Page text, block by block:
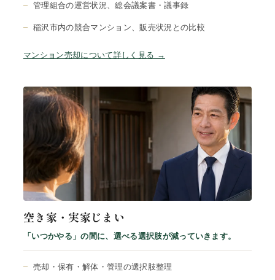
管理組合の運営状況、総会議案書・議事録
稲沢市内の競合マンション、販売状況との比較
マンション売却について詳しく見る →
空き家・実家じまい
「いつかやる」の間に、選べる選択肢が減っていきます。
売却・保有・解体・管理の選択肢整理